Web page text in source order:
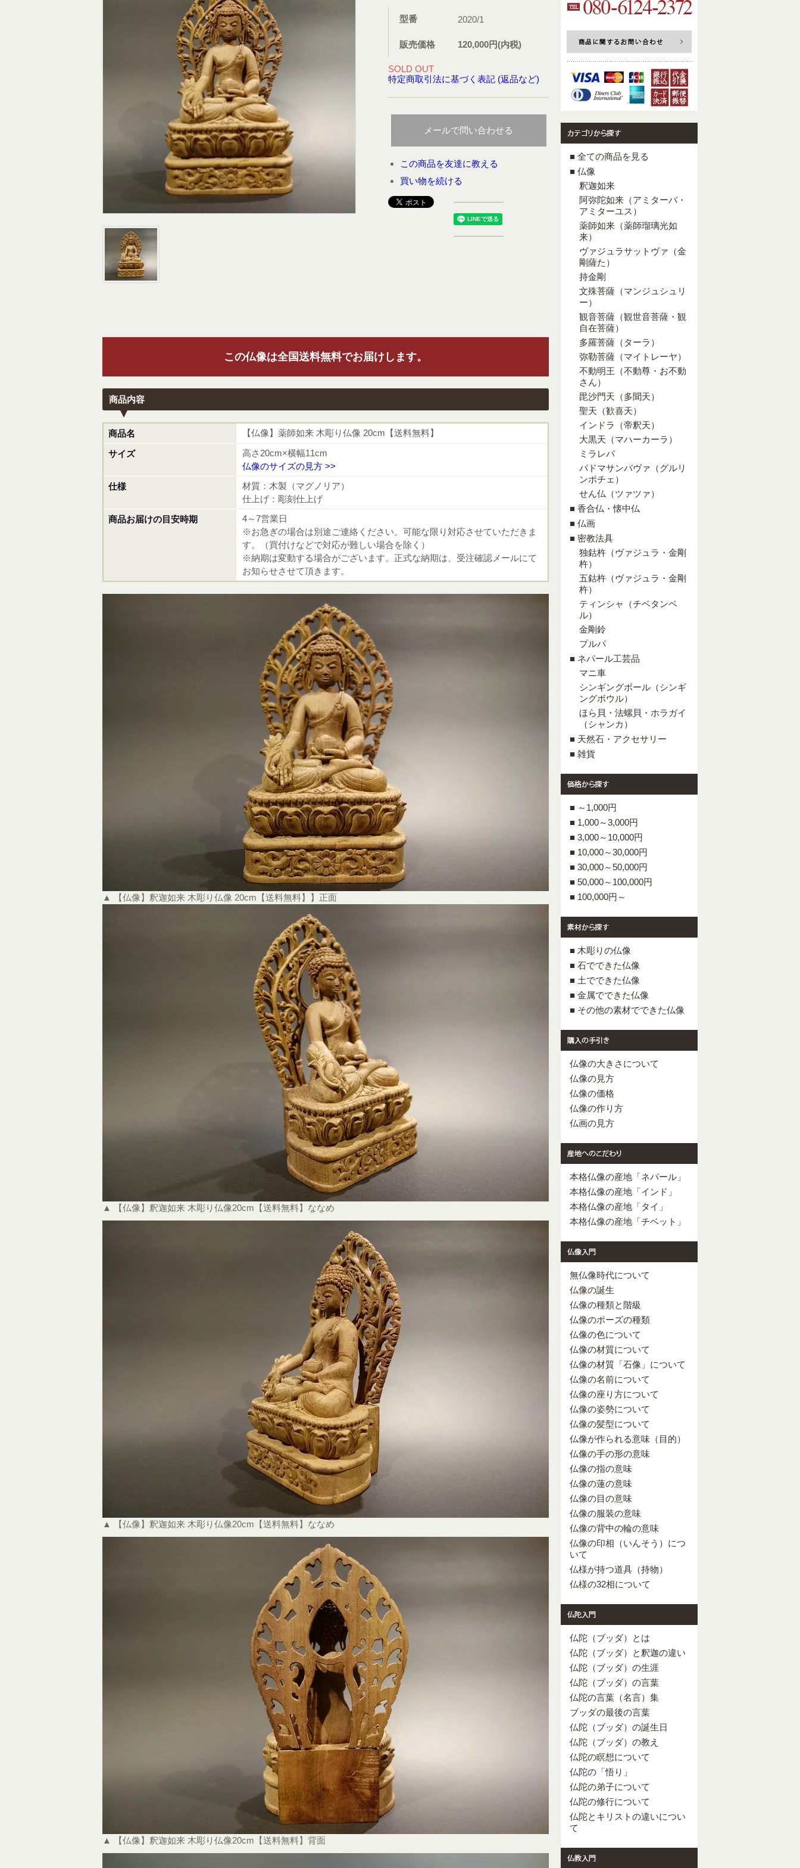
型番 2020/1
販売価格 120,000円(内税)
SOLD OUT
特定商取引法に基づく表記 (返品など)
メールで問い合わせる
この商品を友達に教える
買い物を続ける
この仏像は全国送料無料でお届けします。
商品内容
商品名 【仏像】薬師如来 木彫り仏像 20cm【送料無料】
サイズ
高さ20cm×横幅11cm
仏像のサイズの見方 >>
仕様
材質：木製（マグノリア）
仕上げ：彫刻仕上げ
商品お届けの目安時期
4～7営業日
※お急ぎの場合は別途ご連絡ください。可能な限り対応させていただきま
す。（買付けなどで対応が難しい場合を除く）
※納期は変動する場合がございます。正式な納期は、受注確認メールにて
お知らせさせて頂きます。
▲ 【仏像】釈迦如来 木彫り仏像 20cm【送料無料】】正面
▲ 【仏像】釈迦如来 木彫り仏像20cm【送料無料】ななめ
▲ 【仏像】釈迦如来 木彫り仏像20cm【送料無料】ななめ
▲ 【仏像】釈迦如来 木彫り仏像20cm【送料無料】背面
■ 全ての商品を見る
■ 仏像
釈迦如来
阿弥陀如来（アミターバ・
アミターユス）
薬師如来（薬師瑠璃光如
来）
ヴァジュラサットヴァ（金
剛薩た）
持金剛
文殊菩薩（マンジュシュリ
ー）
観音菩薩（観世音菩薩・観
自在菩薩）
多羅菩薩（ターラ）
弥勒菩薩（マイトレーヤ）
不動明王（不動尊・お不動
さん）
毘沙門天（多聞天）
聖天（歓喜天）
インドラ（帝釈天）
大黒天（マハーカーラ）
ミラレパ
パドマサンバヴァ（グルリ
ンポチェ）
せん仏（ツァツァ）
■ 香合仏・懐中仏
■ 仏画
■ 密教法具
独鈷杵（ヴァジュラ・金剛
杵）
五鈷杵（ヴァジュラ・金剛
杵）
ティンシャ（チベタンベ
ル）
金剛鈴
プルパ
■ ネパール工芸品
マニ車
シンギングボール（シンギ
ングボウル）
ほら貝・法螺貝・ホラガイ
（シャンカ）
■ 天然石・アクセサリー
■ 雑貨
■ ～1,000円
■ 1,000～3,000円
■ 3,000～10,000円
■ 10,000～30,000円
■ 30,000～50,000円
■ 50,000～100,000円
■ 100,000円～
■ 木彫りの仏像
■ 石でできた仏像
■ 土でできた仏像
■ 金属でできた仏像
■ その他の素材でできた仏像
仏像の大きさについて
仏像の見方
仏像の価格
仏像の作り方
仏画の見方
本格仏像の産地「ネパール」
本格仏像の産地「インド」
本格仏像の産地「タイ」
本格仏像の産地「チベット」
無仏像時代について
仏像の誕生
仏像の種類と階級
仏像のポーズの種類
仏像の色について
仏像の材質について
仏像の材質「石像」について
仏像の名前について
仏像の座り方について
仏像の姿勢について
仏像の髪型について
仏像が作られる意味（目的）
仏像の手の形の意味
仏像の指の意味
仏像の蓮の意味
仏像の目の意味
仏像の服装の意味
仏像の背中の輪の意味
仏像の印相（いんそう）につ
いて
仏様が持つ道具（持物）
仏様の32相について
仏陀（ブッダ）とは
仏陀（ブッダ）と釈迦の違い
仏陀（ブッダ）の生涯
仏陀（ブッダ）の言葉
仏陀の言葉（名言）集
ブッダの最後の言葉
仏陀（ブッダ）の誕生日
仏陀（ブッダ）の教え
仏陀の瞑想について
仏陀の「悟り」
仏陀の弟子について
仏陀の修行について
仏陀とキリストの違いについ
て